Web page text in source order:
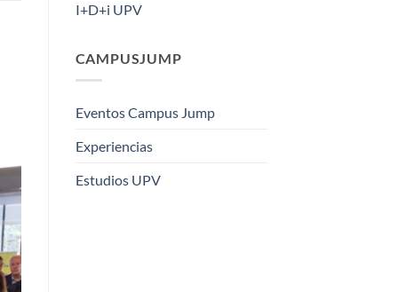
I+D+i UPV
CAMPUSJUMP
Eventos Campus Jump
Experiencias
Estudios UPV